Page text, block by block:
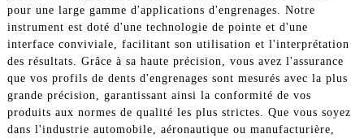
pour une large gamme d'applications d'engrenages. Notre
instrument est doté d'une technologie de pointe et d'une
interface conviviale, facilitant son utilisation et l'interprétation
des résultats. Grâce à sa haute précision, vous avez l'assurance
que vos profils de dents d'engrenages sont mesurés avec la plus
grande précision, garantissant ainsi la conformité de vos
produits aux normes de qualité les plus strictes. Que vous soyez
dans l'industrie automobile, aéronautique ou manufacturière,